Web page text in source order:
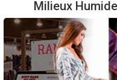
Milieux